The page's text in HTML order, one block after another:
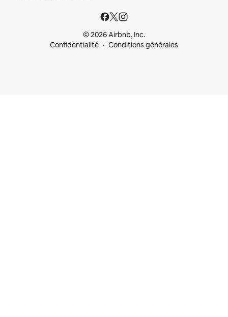
© 2026 Airbnb, Inc.
Confidentialité
Conditions générales